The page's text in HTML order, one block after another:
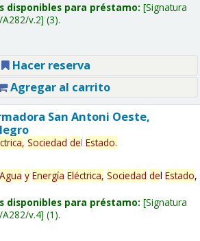
disponibles para préstamo: Signatura
v.2 (3).
Hacer reserva
Agregar al carrito
San Antoni Oeste,
Sociedad del Estado.
Agua y Energía Eléctrica, Sociedad del Estado,
disponibles para préstamo: Signatura
v.4 (1).